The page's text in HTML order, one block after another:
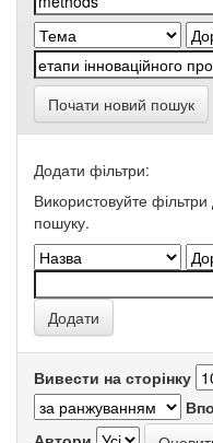
Почати новий пошук
Додати фільтри:
Використовуйте
пошуку.
Вивести на сторінку